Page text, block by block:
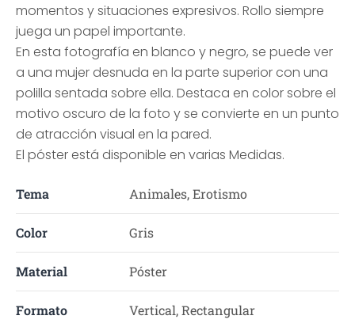
momentos y situaciones expresivos. Rollo siempre
juega un papel importante.
En esta fotografía en blanco y negro, se puede ver
a una mujer desnuda en la parte superior con una
polilla sentada sobre ella. Destaca en color sobre el
motivo oscuro de la foto y se convierte en un punto
de atracción visual en la pared.
El póster está disponible en varias Medidas.
Tema Animales, Erotismo
Color Gris
Material Póster
Formato Vertical, Rectangular